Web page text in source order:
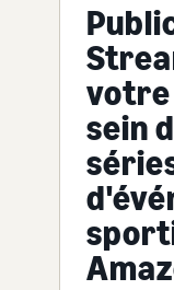
sein